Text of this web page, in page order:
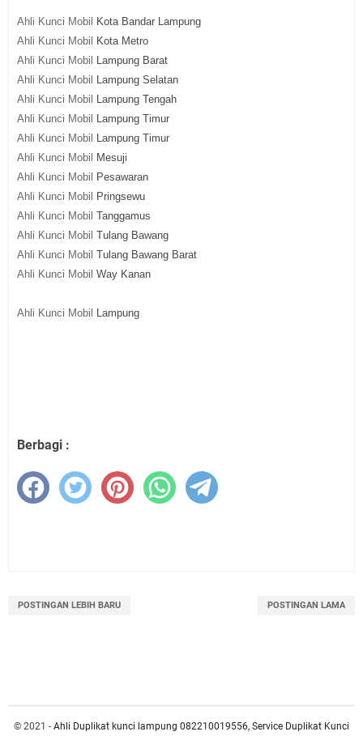
Ahli Kunci Mobil Kota Bandar Lampung
Ahli Kunci Mobil Kota Metro
Ahli Kunci Mobil Lampung Barat
Ahli Kunci Mobil Lampung Selatan
Ahli Kunci Mobil Lampung Tengah
Ahli Kunci Mobil Lampung Timur
Ahli Kunci Mobil Lampung Timur
Ahli Kunci Mobil Mesuji
Ahli Kunci Mobil Pesawaran
Ahli Kunci Mobil Pringsewu
Ahli Kunci Mobil Tanggamus
Ahli Kunci Mobil Tulang Bawang
Ahli Kunci Mobil Tulang Bawang Barat
Ahli Kunci Mobil Way Kanan
Ahli Kunci Mobil Lampung
Berbagi :
POSTINGAN LEBIH BARU POSTINGAN LAMA
© 2021 - Ahli Duplikat kunci lampung 082210019556, Service Duplikat Kunci